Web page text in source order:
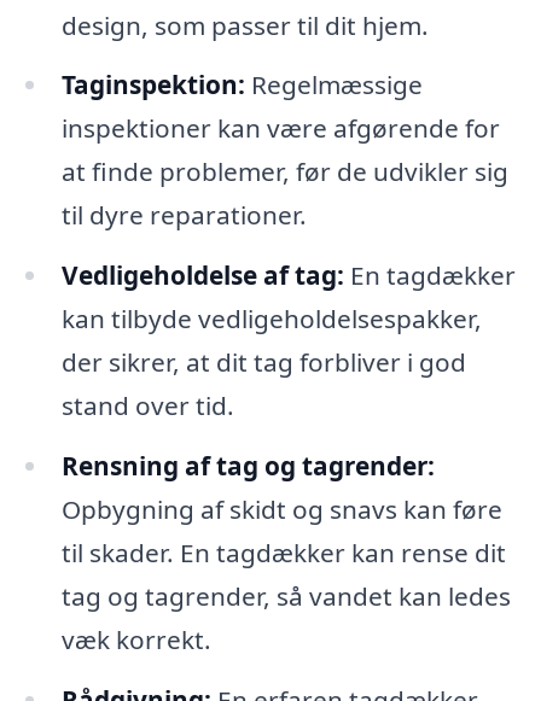
design, som passer til dit hjem.
Taginspektion: Regelmæssige
inspektioner kan være afgørende for
at finde problemer, før de udvikler sig
til dyre reparationer.
Vedligeholdelse af tag: En tagdækker
kan tilbyde vedligeholdelsespakker,
der sikrer, at dit tag forbliver i god
stand over tid.
Rensning af tag og tagrender:
Opbygning af skidt og snavs kan føre
til skader. En tagdækker kan rense dit
tag og tagrender, så vandet kan ledes
væk korrekt.